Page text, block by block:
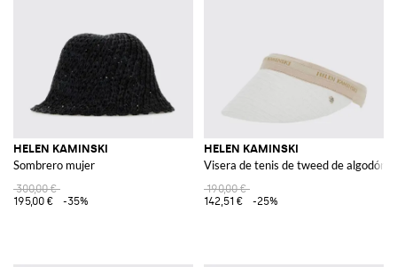
HELEN KAMINSKI
Sombrero mujer
300,00 €
195,00 €
-35%
HELEN KAMINSKI
Visera de tenis de tweed de algodón
190,00 €
142,51 €
-25%